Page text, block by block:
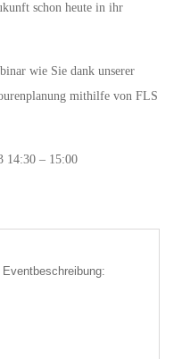
schon heute in ihr
wie Sie dank unserer
mithilfe von FLS
14:30 – 15:00